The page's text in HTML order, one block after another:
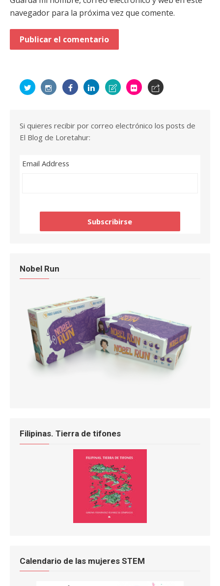
navegador para la próxima vez que comente.
Si quieres recibir por correo electrónico los posts de
El Blog de Loretahur:
Email Address
Nobel Run
Filipinas. Tierra de tifones
Calendario de las mujeres STEM